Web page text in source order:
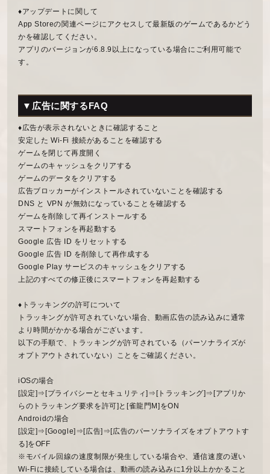
♦アップデートに関して
App Storeの関連ページにアクセスして最新版のゲームであるかどう
かを確認してください。
アプリのバージョンが6.8.9以上になっている場合にご利用可能で
す。
▼広告に関するFAQ
♦広告が表示されないときに確認すること
安定した Wi-Fi 接続があることを確認する
ゲームを閉じて再度開く
ゲームのキャッシュをクリアする
ゲームのデータをクリアする
広告ブロッカーがインストールされていないことを確認する
DNS と VPN が無効になっていることを確認する
ゲームを削除して再インストールする
スマートフォンを再起動する
Google 広告 ID をリセットする
Google 広告 ID を削除して再作成する
Google Play サービスのキャッシュをクリアする
上記のすべての修正後にスマートフォンを再起動する
♦トラッキングの許可について
トラッキングが許可されていない場合、動画広告の読み込みに通常
より時間がかかる場合がございます。
以下の手順で、トラッキングが許可されている（パーソナライズが
オプトアウトされていない）ことをご確認ください。
iOSの場合
[設定]⇒[プライバシーとセキュリティ]⇒[トラッキング]⇒[アプリか
らのトラッキング要求を許可]と[雀龍門M]をON
Androidの場合
[設定]⇒[Google]⇒[広告]⇒[広告のパーソナライズをオプトアウトす
る]をOFF
※モバイル回線の速度制限が発生している場合や、通信速度の遅い
Wi-Fiに接続している場合は、動画の読み込みに1分以上かかること